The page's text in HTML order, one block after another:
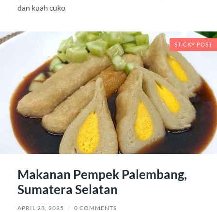
dan kuah cuko
STICKY POST
Makanan Pempek Palembang,
Sumatera Selatan
APRIL 28, 2025 / 0 COMMENTS